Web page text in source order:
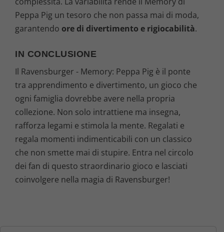
Peppa Pig un tesoro che non passa mai di moda,
garantendo ore di divertimento e rigiocabilità.
IN CONCLUSIONE
Il Ravensburger - Memory: Peppa Pig è il ponte
tra apprendimento e divertimento, un gioco che
ogni famiglia dovrebbe avere nella propria
collezione. Non solo intrattiene ma insegna,
rafforza legami e stimola la mente. Regalati e
regala momenti indimenticabili con un classico
che non smette mai di stupire. Entra nel circolo
dei fan di questo straordinario gioco e lasciati
coinvolgere nella magia di Ravensburger!